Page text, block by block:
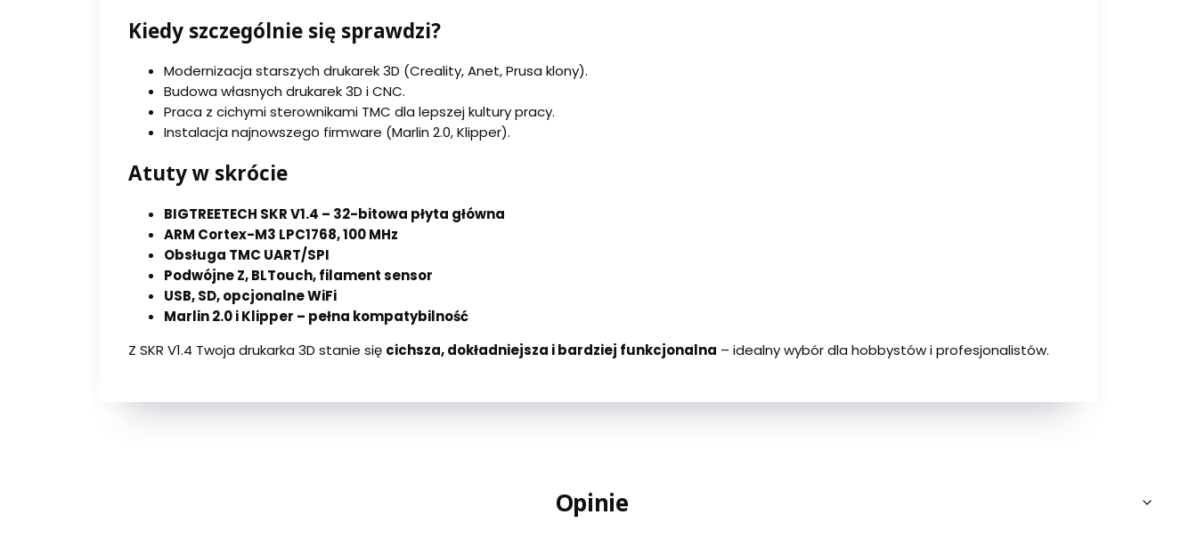
Kiedy szczególnie się sprawdzi?
Modernizacja starszych drukarek 3D (Creality, Anet, Prusa klony).
Budowa własnych drukarek 3D i CNC.
Praca z cichymi sterownikami TMC dla lepszej kultury pracy.
Instalacja najnowszego firmware (Marlin 2.0, Klipper).
Atuty w skrócie
BIGTREETECH SKR V1.4 – 32-bitowa płyta główna
ARM Cortex-M3 LPC1768, 100 MHz
Obsługa TMC UART/SPI
Podwójne Z, BLTouch, filament sensor
USB, SD, opcjonalne WiFi
Marlin 2.0 i Klipper – pełna kompatybilność
Z SKR V1.4 Twoja drukarka 3D stanie się cichsza, dokładniejsza i bardziej funkcjonalna – idealny wybór dla hobbystów i profesjonalistów.
Opinie